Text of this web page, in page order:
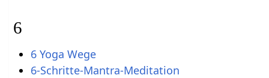
6
6 Yoga Wege
6-Schritte-Mantra-Meditation